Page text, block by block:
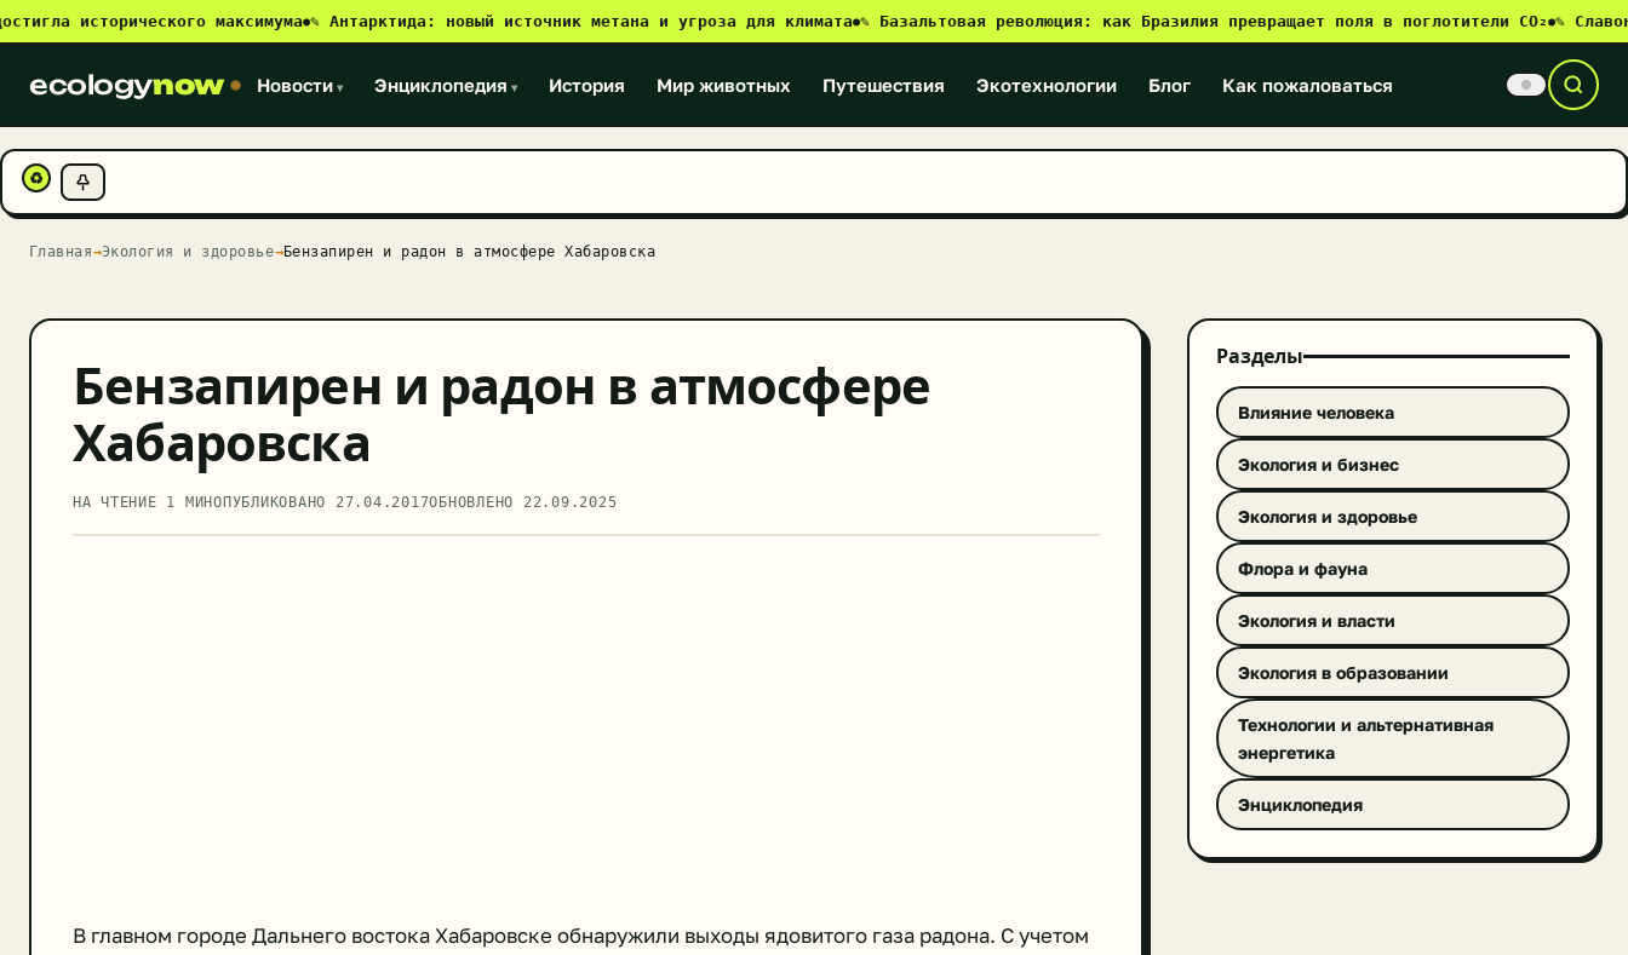
исторического максимума●✎ Антарктида: новый источник метана и угроза для климата●✎ Базальтовая революция: как Бразилия превращает поля в поглотители CO₂● ✎
ecologynow Новости ▾ Энциклопедия ▾ История Мир животных Путешествия Экотехнологии Блог Как пожаловаться
♻
Главная→Экология и здоровье→Бензапирен и радон в атмосфере Хабаровска
Бензапирен и радон в атмосфере
Хабаровска
НА ЧТЕНИЕ 1 МИНОПУБЛИКОВАНО 27.04.2017ОБНОВЛЕНО 22.09.2025
В главном городе Дальнего востока Хабаровске обнаружили выходы ядовитого газа радона. С учетом
Разделы
Влияние человека
Экология и бизнес
Экология и здоровье
Флора и фауна
Экология и власти
Экология в образовании
Технологии и альтернативная
энергетика
Энциклопедия